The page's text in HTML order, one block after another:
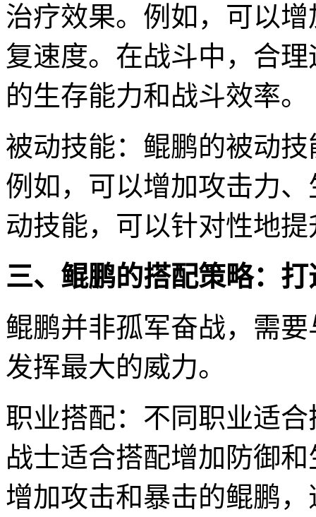
治疗效果。例如，可以
复速度。在战斗中，合
的生存能力和战斗效率。
被动技能：鲲鹏的被动
例如，可以增加攻击力
动技能，可以针对性地
三、鲲鹏的搭配策略：
鲲鹏并非孤军奋战，需
发挥最大的威力。
职业搭配：不同职业适
战士适合搭配增加防御
增加攻击和暴击的鲲鹏